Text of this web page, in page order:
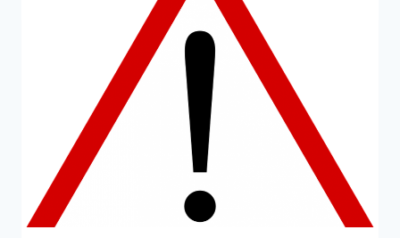
EN
FRANCE
ET
L’ÉTRANGER
IMPLIQUANT
UNIVERSITÉS